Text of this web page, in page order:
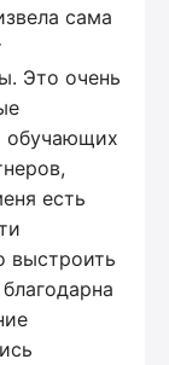
сама
Это очень
обучающих
есть
выстроить